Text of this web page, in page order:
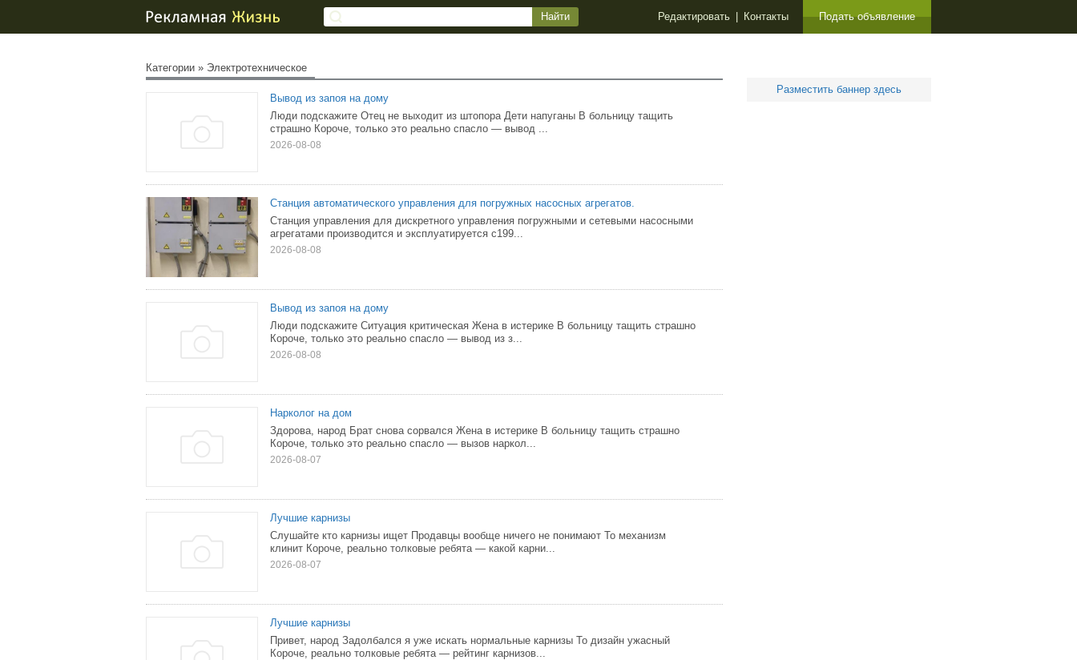
Подать объявление
Редактировать Контакты
Категории » Электротехническое
Вывод из запоя на дому
Люди подскажите Отец не выходит из штопора Дети напуганы В больницу тащить
страшно Короче, только это реально спасло — вывод ...
2026-08-08
Станция автоматического управления для погружных насосных агрегатов.
Станция управления для дискретного управления погружными и сетевыми насосными
агрегатами производится и эксплуатируется с199...
2026-08-08
Вывод из запоя на дому
Люди подскажите Ситуация критическая Жена в истерике В больницу тащить страшно
Короче, только это реально спасло — вывод из з...
2026-08-08
Нарколог на дом
Здорова, народ Брат снова сорвался Жена в истерике В больницу тащить страшно
Короче, только это реально спасло — вызов наркол...
2026-08-07
Лучшие карнизы
Слушайте кто карнизы ищет Продавцы вообще ничего не понимают То механизм
клинит Короче, реально толковые ребята — какой карни...
2026-08-07
Лучшие карнизы
Привет, народ Задолбался я уже искать нормальные карнизы То дизайн ужасный
Короче, реально толковые ребята — рейтинг карнизов...
Разместить баннер здесь